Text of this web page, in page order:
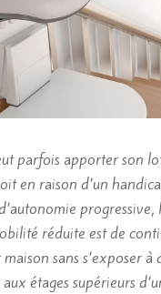
parfois apporter son
en raison d’un
réduite est de
sans s’exposer à
étages supérieurs